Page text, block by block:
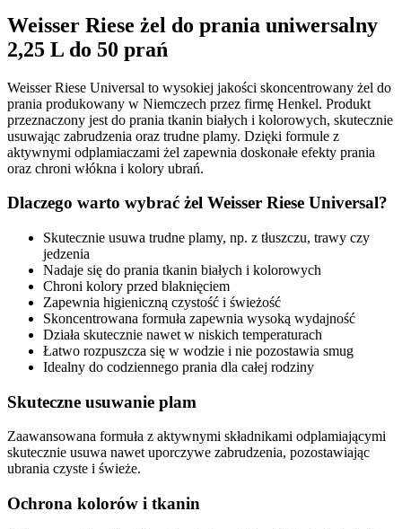
Weisser Riese żel do prania uniwersalny
2,25 L do 50 prań
Weisser Riese Universal to wysokiej jakości skoncentrowany żel do
prania produkowany w Niemczech przez firmę Henkel. Produkt
przeznaczony jest do prania tkanin białych i kolorowych, skutecznie
usuwając zabrudzenia oraz trudne plamy. Dzięki formule z
aktywnymi odplamiaczami żel zapewnia doskonałe efekty prania
oraz chroni włókna i kolory ubrań.
Dlaczego warto wybrać żel Weisser Riese Universal?
Skutecznie usuwa trudne plamy, np. z tłuszczu, trawy czy
jedzenia
Nadaje się do prania tkanin białych i kolorowych
Chroni kolory przed blaknięciem
Zapewnia higieniczną czystość i świeżość
Skoncentrowana formuła zapewnia wysoką wydajność
Działa skutecznie nawet w niskich temperaturach
Łatwo rozpuszcza się w wodzie i nie pozostawia smug
Idealny do codziennego prania dla całej rodziny
Skuteczne usuwanie plam
Zaawansowana formuła z aktywnymi składnikami odplamiającymi
skutecznie usuwa nawet uporczywe zabrudzenia, pozostawiając
ubrania czyste i świeże.
Ochrona kolorów i tkanin